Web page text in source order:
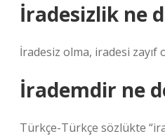
İradesizlik ne
İradesiz olma, iradesi zayıf
İrademdir ne
Türkçe-Türkçe sözlükte